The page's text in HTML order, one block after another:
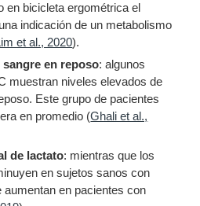
en bicicleta ergométrica el
indicación de un metabolismo
et al., 2020).
sangre en reposo: algunos
muestran niveles elevados de
Este grupo de pacientes
en promedio (Ghali et al.,
de lactato: mientras que los
en sujetos sanos con
aumentan en pacientes con